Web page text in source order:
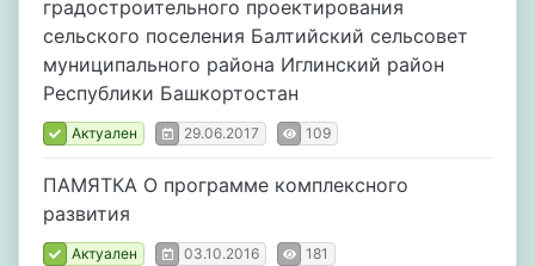
градостроительного проектирования
сельского поселения Балтийский сельсовет
муниципального района Иглинский район
Республики Башкортостан
Актуален 29.06.2017 109
ПАМЯТКА О программе комплексного
развития
Актуален 03.10.2016 181